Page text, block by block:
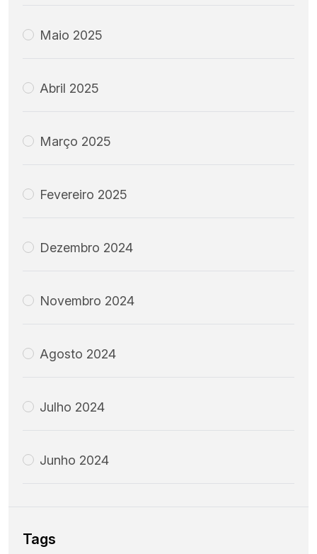
Maio 2025
Abril 2025
Março 2025
Fevereiro 2025
Dezembro 2024
Novembro 2024
Agosto 2024
Julho 2024
Junho 2024
Tags